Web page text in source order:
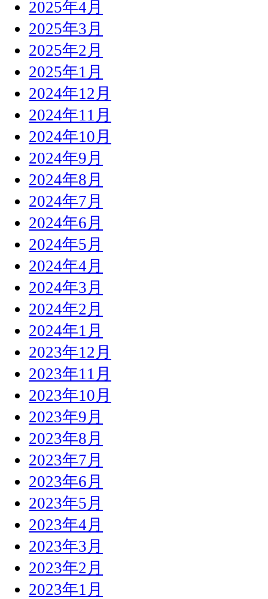
2025年4月
2025年3月
2025年2月
2025年1月
2024年12月
2024年11月
2024年10月
2024年9月
2024年8月
2024年7月
2024年6月
2024年5月
2024年4月
2024年3月
2024年2月
2024年1月
2023年12月
2023年11月
2023年10月
2023年9月
2023年8月
2023年7月
2023年6月
2023年5月
2023年4月
2023年3月
2023年2月
2023年1月